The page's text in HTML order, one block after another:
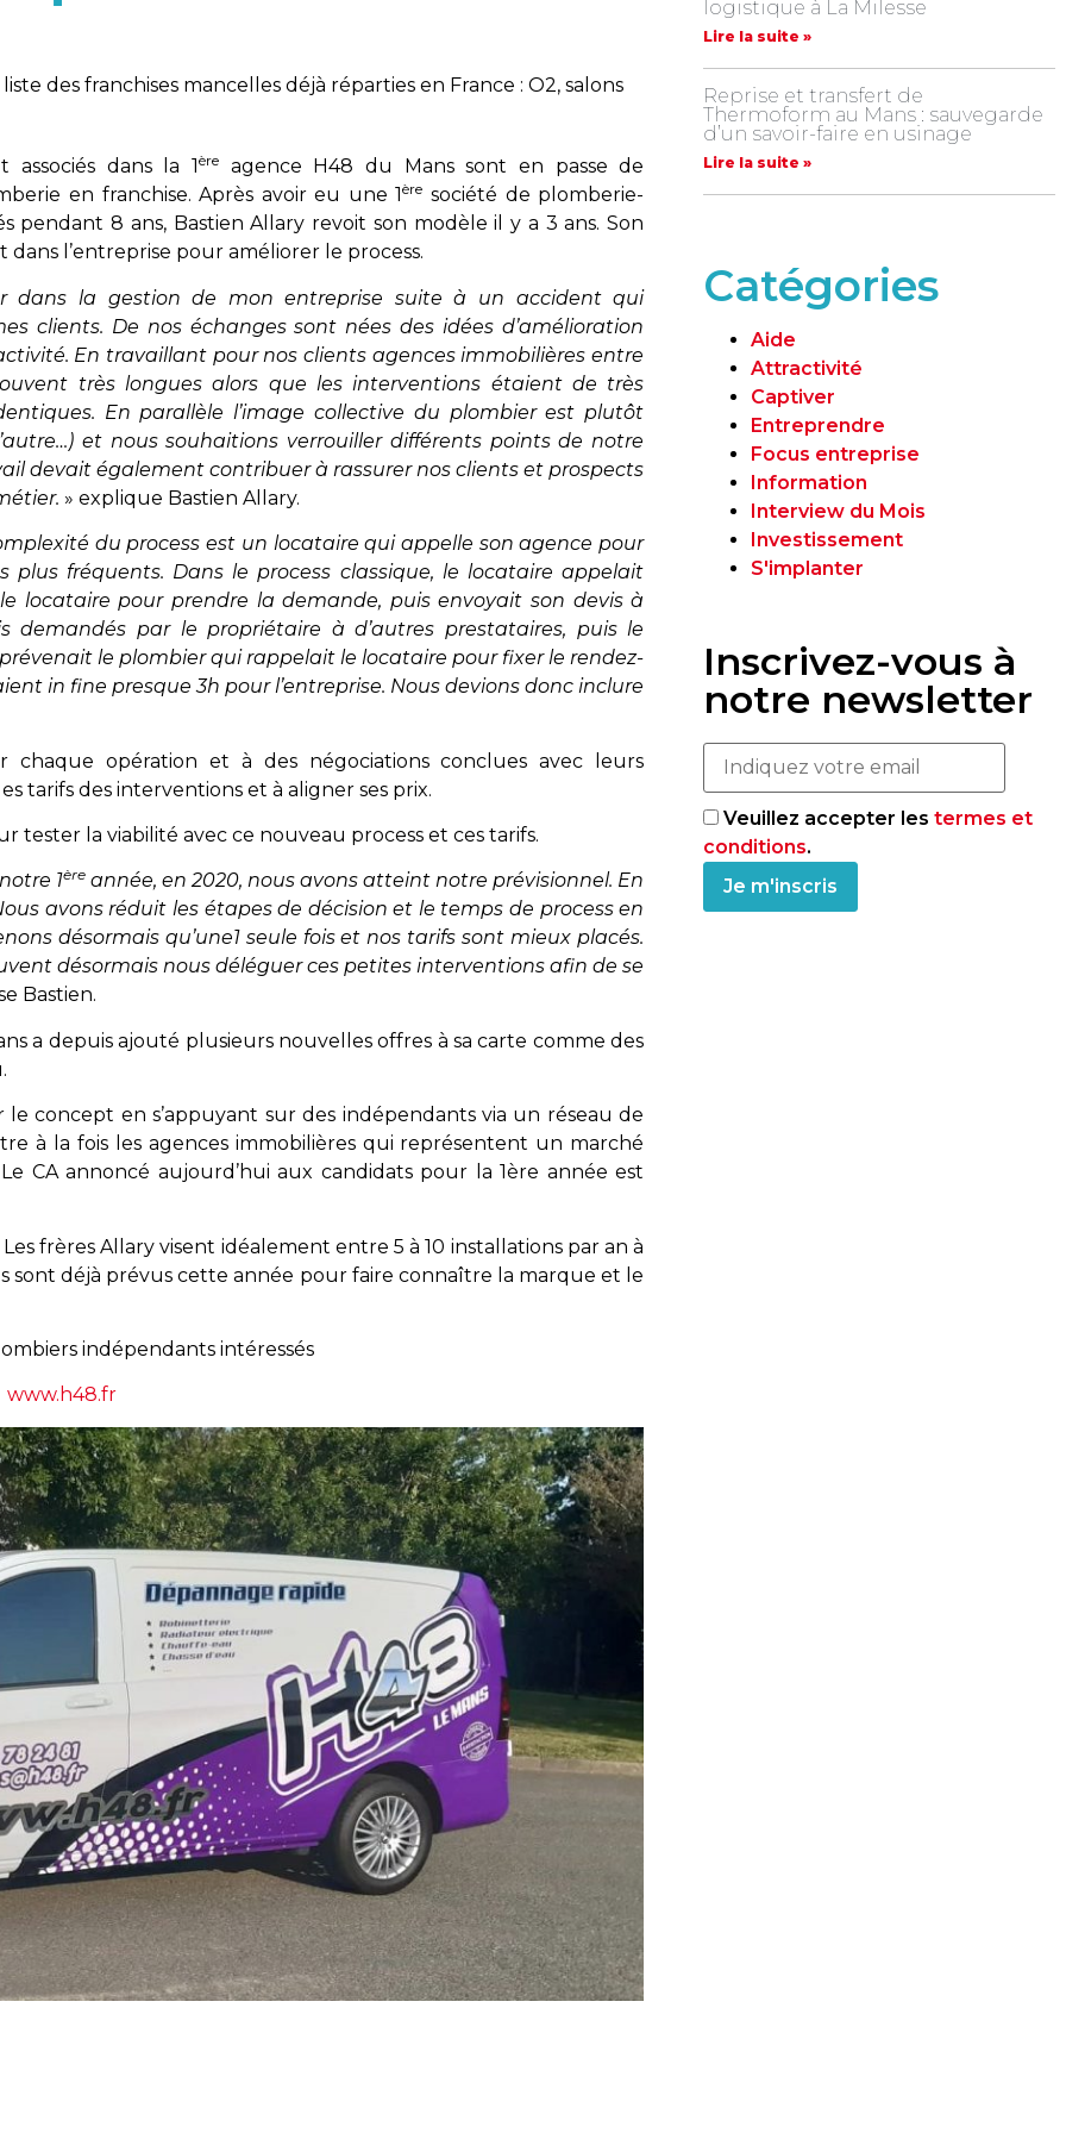
des franchises mancelles déjà réparties en France : O2, salons
dans la 1 èreagence H48 du Mans sont en passe de
en franchise. Après avoir eu une 1ère société de plomberie-
pendant 8 ans, Bastien Allary revoit son modèle il y a 3 ans. Son
l’entreprise pour améliorer le process.
dans la gestion de mon entreprise suite à un accident qui
clients. De nos échanges sont nées des idées d’amélioration
En travaillant pour nos clients agences immobilières entre
très longues alors que les interventions étaient de très
En parallèle l’image collective du plombier est plutôt
et nous souhaitions verrouiller différents points de notre
devait également contribuer à rassurer nos clients et prospects
» explique Bastien Allary.
du process est un locataire qui appelle son agence pour
fréquents. Dans le process classique, le locataire appelait
locataire pour prendre la demande, puis envoyait son devis à
demandés par le propriétaire à d’autres prestataires, puis le
le plombier qui rappelait le locataire pour fixer le rendez-
in fine presque 3h pour l’entreprise. Nous devions donc inclure
chaque opération et à des négociations conclues avec leurs
tarifs des interventions et à aligner ses prix.
tester la viabilité avec ce nouveau process et ces tarifs.
1èreannée, en 2020, nous avons atteint notre prévisionnel. En
avons réduit les étapes de décision et le temps de process en
désormais qu’une1 seule fois et nos tarifs sont mieux placés.
désormais nous déléguer ces petites interventions afin de se
Bastien.
a depuis ajouté plusieurs nouvelles offres à sa carte comme des
concept en s’appuyant sur des indépendants via un réseau de
à la fois les agences immobilières qui représentent un marché
CA annoncé aujourd’hui aux candidats pour la 1ère année est
frères Allary visent idéalement entre 5 à 10 installations par an à
sont déjà prévus cette année pour faire connaître la marque et le
indépendants intéressés
www.h48.fr
logistique à La Milesse
Lire la suite »
Reprise et transfert de
Thermoform au Mans : sauvegarde
d’un savoir-faire en usinage
Lire la suite »
Catégories
Aide
Attractivité
Captiver
Entreprendre
Focus entreprise
Information
Interview du Mois
Investissement
S'implanter
Inscrivez-vous à
notre newsletter
Veuillez accepter lestermes et
conditions.